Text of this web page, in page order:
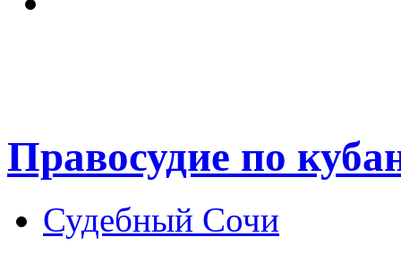
Правосудие по
Судебный Сочи